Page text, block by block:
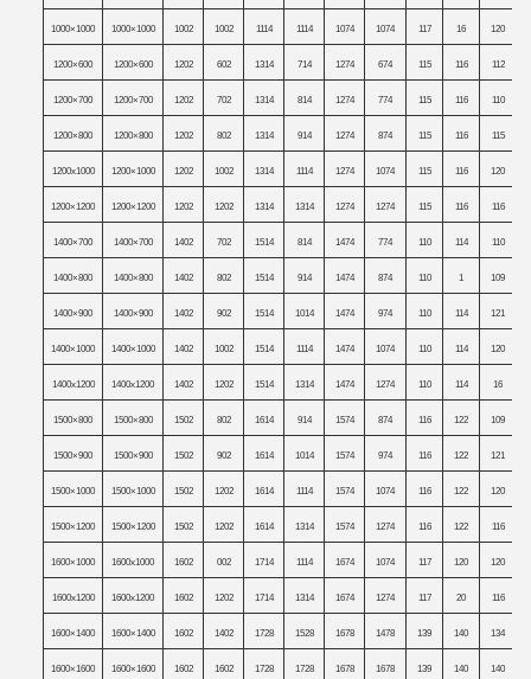
1000×1000 1000×1000 1002 1002 1114 1114 1074 1074 117 16 120
1200×600 1200×600 1202 602 1314 714 1274 674 115 116 112
1200×700 1200×700 1202 702 1314 814 1274 774 115 116 110
1200×800 1200×800 1202 802 1314 914 1274 874 115 116 115
1200x1000 1200×1000 1202 1002 1314 1114 1274 1074 115 116 120
1200×1200 1200×1200 1202 1202 1314 1314 1274 1274 115 116 116
1400×700 1400×700 1402 702 1514 814 1474 774 110 114 110
1400×800 1400×800 1402 802 1514 914 1474 874 110 1 109
1400×900 1400×900 1402 902 1514 1014 1474 974 110 114 121
1400×1000 1400×1000 1402 1002 1514 1114 1474 1074 110 114 120
1400x1200 1400x1200 1402 1202 1514 1314 1474 1274 110 114 16
1500×800 1500×800 1502 802 1614 914 1574 874 116 122 109
1500×900 1500×900 1502 902 1614 1014 1574 974 116 122 121
1500×1000 1500×1000 1502 1202 1614 1114 1574 1074 116 122 120
1500×1200 1500×1200 1502 1202 1614 1314 1574 1274 116 122 116
1600×1000 1600x1000 1602 002 1714 1114 1674 1074 117 120 120
1600x1200 1600x1200 1602 1202 1714 1314 1674 1274 117 20 116
1600×1400 1600×1400 1602 1402 1728 1528 1678 1478 139 140 134
1600×1600 1600×1600 1602 1602 1728 1728 1678 1678 139 140 140